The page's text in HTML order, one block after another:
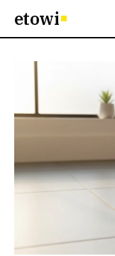
etowi